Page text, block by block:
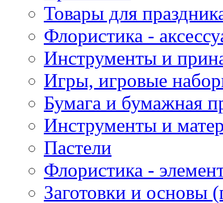
Товары для
Флористика -
Инструменты и
Игры, игровые
Бумага и бумажная
Инструменты и
Пастели
Флористика -
Заготовки и основы